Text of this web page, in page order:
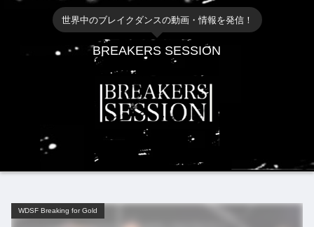
世界中のブレイクダンスの動画・情報を発信！
BREAKERS SESSION
WDSF Breaking for Gold